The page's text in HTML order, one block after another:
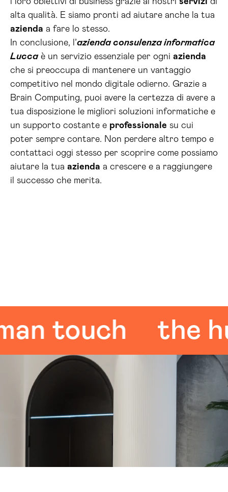
alta qualità. E siamo pronti ad aiutare anche la tua
azienda a fare lo stesso.
In conclusione, l’azienda consulenza informatica
Luccaè un servizio essenziale per ogni azienda
che si preoccupa di mantenere un vantaggio
competitivo nel mondo digitale odierno. Grazie a
Brain Computing, puoi avere la certezza di avere a
tua disposizione le migliori soluzioni informatiche e
un supporto costante e professionale su cui
poter sempre contare. Non perdere altro tempo e
contattaci oggi stesso per scoprire come possiamo
aiutare la tua azienda a crescere e a raggiungere
il successo che merita.
the